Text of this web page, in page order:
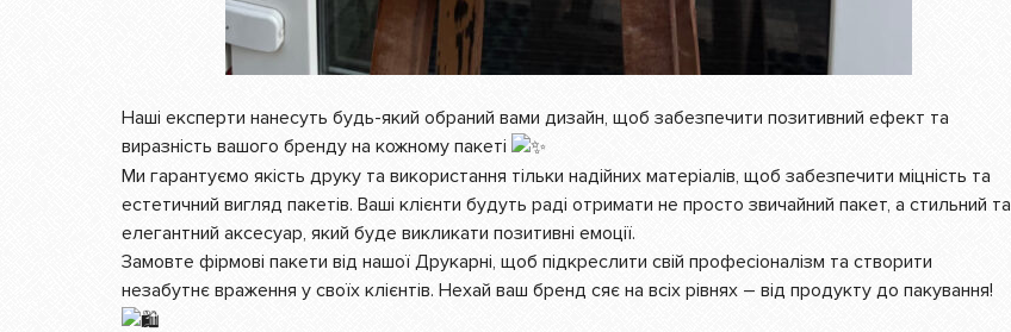
Наші експерти нанесуть будь-який обраний вами дизайн, щоб забезпечити позитивний ефект та
виразність вашого бренду на кожному пакеті
Ми гарантуємо якість друку та використання тільки надійних матеріалів, щоб забезпечити міцність та
естетичний вигляд пакетів. Ваші клієнти будуть раді отримати не просто звичайний пакет, а стильний та
елегантний аксесуар, який буде викликати позитивні емоції.
Замовте фірмові пакети від нашої Друкарні, щоб підкреслити свій професіоналізм та створити
незабутнє враження у своїх клієнтів. Нехай ваш бренд сяє на всіх рівнях – від продукту до пакування!